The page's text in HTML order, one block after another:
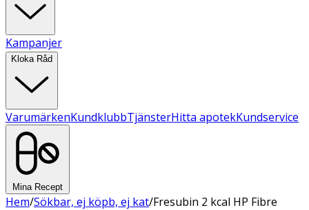
Kampanjer
Kloka Råd
VarumärkenKundklubbTjänsterHitta apotekKundservice
Mina Recept
Hem/Sökbar, ej köpb, ej kat/Fresubin 2 kcal HP Fibre